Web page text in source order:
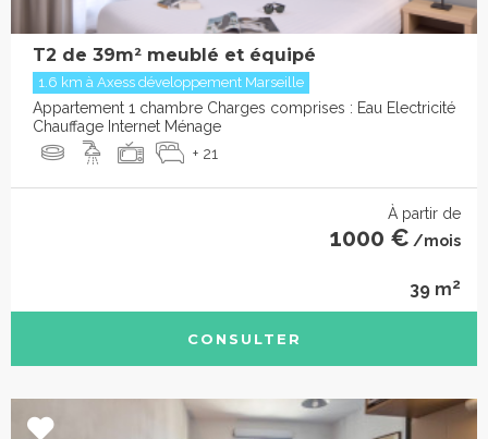
T2 de 39m² meublé et équipé
1.6 km à Axess développement Marseille
Appartement 1 chambre Charges comprises : Eau Electricité
Chauffage Internet Ménage
+ 21
À partir de
1000 € /mois
39 m2
CONSULTER